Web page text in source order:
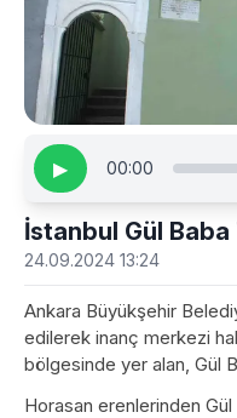
▶ 00:00
İstanbul Gül
24.09.2024 13:24
Ankara Büyükşehir
edilerek inanç merkezi
bölgesinde yer alan, Gül
Horasan erenlerinden Gül